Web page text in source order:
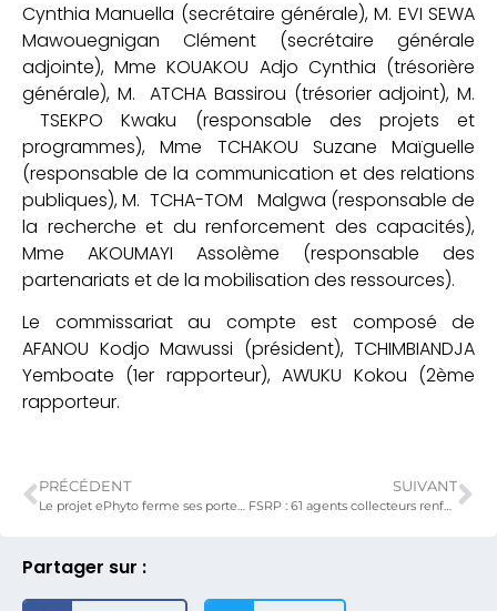
Partager sur :
Cynthia Manuella (secrétaire générale), M. EVI SEWA
Mawouegnigan Clément (secrétaire générale
adjointe), Mme KOUAKOU Adjo Cynthia (trésorière
générale), M. ATCHA Bassirou (trésorier adjoint), M.
TSEKPO Kwaku (responsable des projets et
programmes), Mme TCHAKOU Suzane Maïguelle
(responsable de la communication et des relations
publiques), M. TCHA-TOM Malgwa (responsable de
la recherche et du renforcement des capacités),
Mme AKOUMAYI Assolème (responsable des
partenariats et de la mobilisation des ressources).
Le commissariat au compte est composé de
AFANOU Kodjo Mawussi (président), TCHIMBIANDJA
Yemboate (1er rapporteur), AWUKU Kokou (2ème
rapporteur.
PRÉCÉDENT
Le projet ePhyto ferme ses portes : que retenir des acquis ?
SUIVANT
FSRP : 61 agents collecteurs renforcés sur la collecte des données sur le SCORECARD